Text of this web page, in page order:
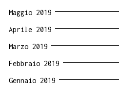
Maggio 2019
Aprile 2019
Marzo 2019
Febbraio 2019
Gennaio 2019